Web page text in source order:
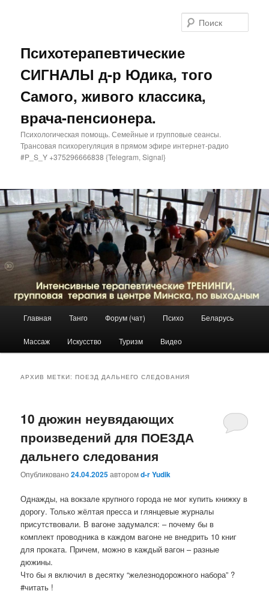
Психотерапевтические
СИГНАЛЫ д-р Юдика, того
Самого, живого классика,
врача-пенсионера.
Психологическая помощь. Семейные и групповые сеансы.
Трансовая психорегуляция в прямом эфире интернет-радио
#P_S_Y +375296666838 {Telegram, Signal}
Перейти
к
Перейти
к
Главная Танго Форум (чат) Психо Беларусь
Массаж Искусство Туризм Видео
АРХИВ МЕТКИ:ПОЕЗД ДАЛЬНЕГО СЛЕДОВАНИЯ
10 дюжин неувядающих
произведений для ПОЕЗДА
дальнего следования
Опубликовано24.04.2025авторомd-r Yudik
Однажды, на вокзале крупного города не мог купить книжку в
дорогу. Только жёлтая пресса и глянцевые журналы
присутствовали. В вагоне задумался: – почему бы в
комплект проводника в каждом вагоне не внедрить 10 книг
для проката. Причем, можно в каждый вагон – разные
дюжины.
Что бы я включил в десятку “железнодорожного набора” ?
#читать !